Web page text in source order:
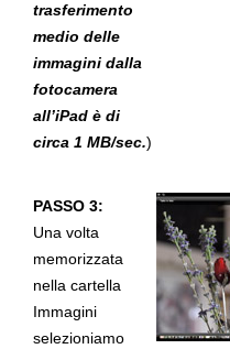
trasferimento
medio delle
immagini dalla
fotocamera
all’iPad è di
circa 1 MB/sec.)
PASSO 3:
Una volta
memorizzata
nella cartella
Immagini
selezioniamo